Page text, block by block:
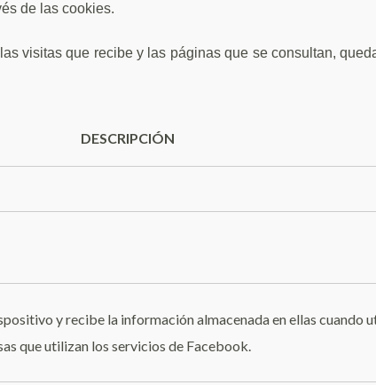
de las cookies.
visitas que recibe y las páginas que se consultan,
DESCRIPCIÓN
y recibe la información almacenada en ellas cuando
que utilizan los servicios de Facebook.